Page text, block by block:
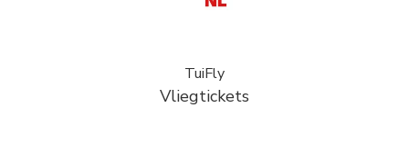
TuiFly
Vliegtickets